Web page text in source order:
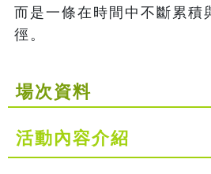
而是一條在時間中不斷累積
徑。
場次資料
活動內容介紹